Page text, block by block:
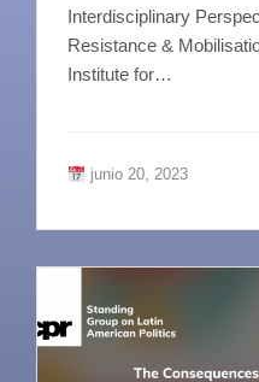
Interdisciplinary
Resistance &
Institute for…
junio 20, 2023